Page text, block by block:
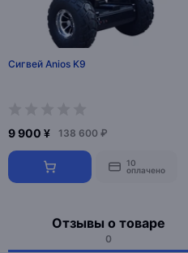
Сигвей Anios K9
9 900 ¥ 138 600 ₽
10
оплачено
Отзывы о товаре
0